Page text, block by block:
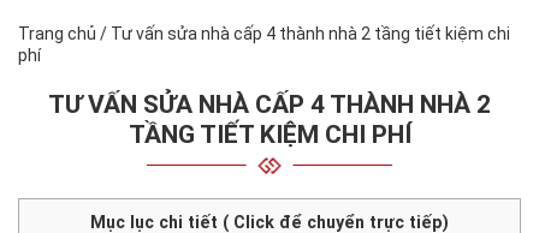
Trang chủ / Tư vấn sửa nhà cấp 4 thành nhà 2 tầng tiết kiệm chi
phí
TƯ VẤN SỬA NHÀ CẤP 4 THÀNH NHÀ 2
TẦNG TIẾT KIỆM CHI PHÍ
Mục lục chi tiết ( Click để chuyển trực tiếp)